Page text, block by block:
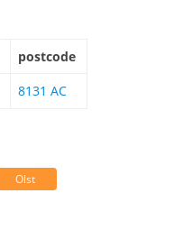
postcode
8131 AC
Olst